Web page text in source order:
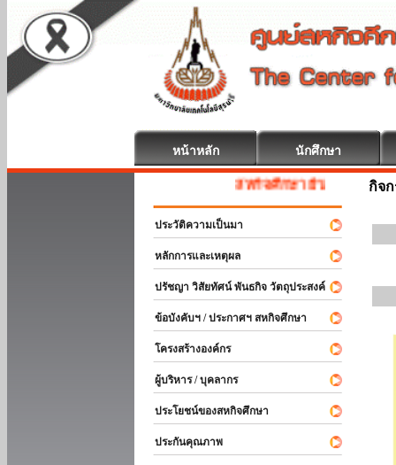
หน้าหลัก นักศึกษา
สหกิจศึกษา ยินดีต้อนรับ
ประวัติความเป็นมา
หลักการและเหตุผล
ปรัชญา วิสัยทัศน์ พันธกิจ วัตถุประสงค์
ข้อบังคับฯ / ประกาศฯ สหกิจศึกษา
โครงสร้างองค์กร
ผู้บริหาร / บุคลากร
ประโยชน์ของสหกิจศึกษา
ประกันคุณภาพ
กิจ